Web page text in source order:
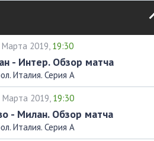
Марта 2019, 19:30
- Интер. Обзор матча
Италия. Серия А
Марта 2019, 19:30
- Милан. Обзор матча
Италия. Серия А